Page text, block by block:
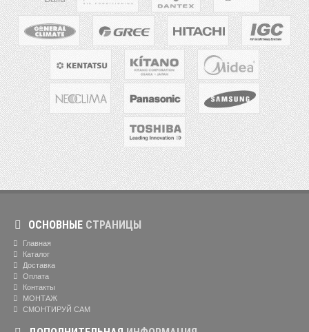
ОСНОВНЫЕ СТРАНИЦЫ
Главная
Каталог
Доставка
Оплата
Контакты
МОНТАЖ
СМОНТИРУЙ САМ